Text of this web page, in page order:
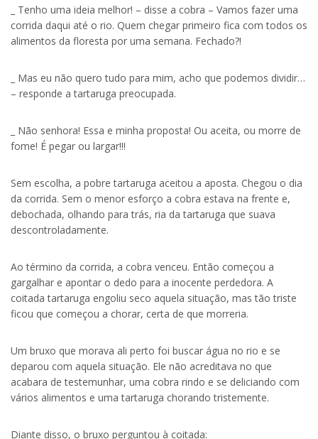
_ Tenho uma ideia melhor! – disse a cobra – Vamos fazer uma
corrida daqui até o rio. Quem chegar primeiro fica com todos os
alimentos da floresta por uma semana. Fechado?!
_ Mas eu não quero tudo para mim, acho que podemos dividir…
– responde a tartaruga preocupada.
_ Não senhora! Essa e minha proposta! Ou aceita, ou morre de
fome! É pegar ou largar!!!
Sem escolha, a pobre tartaruga aceitou a aposta. Chegou o dia
da corrida. Sem o menor esforço a cobra estava na frente e,
debochada, olhando para trás, ria da tartaruga que suava
descontroladamente.
Ao término da corrida, a cobra venceu. Então começou a
gargalhar e apontar o dedo para a inocente perdedora. A
coitada tartaruga engoliu seco aquela situação, mas tão triste
ficou que começou a chorar, certa de que morreria.
Um bruxo que morava ali perto foi buscar água no rio e se
deparou com aquela situação. Ele não acreditava no que
acabara de testemunhar, uma cobra rindo e se deliciando com
vários alimentos e uma tartaruga chorando tristemente.
Diante disso, o bruxo perguntou à coitada: